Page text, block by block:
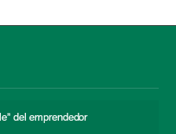
del emprendedor